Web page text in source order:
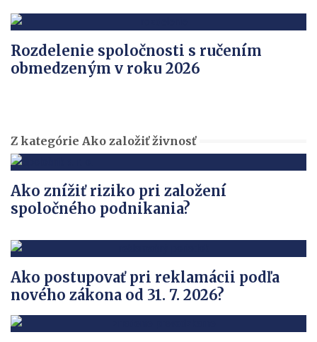
Rozdelenie spoločnosti s ručením
obmedzeným v roku 2026
Z kategórie Ako založiť živnosť
Ako znížiť riziko pri založení
spoločného podnikania?
Ako postupovať pri reklamácii podľa
nového zákona od 31. 7. 2026?